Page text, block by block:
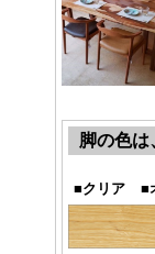
脚の色は
■クリア ■